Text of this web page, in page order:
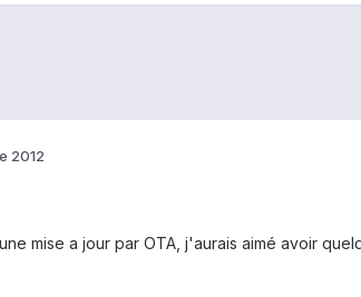
2012
mise a jour par OTA, j'aurais aimé avoir